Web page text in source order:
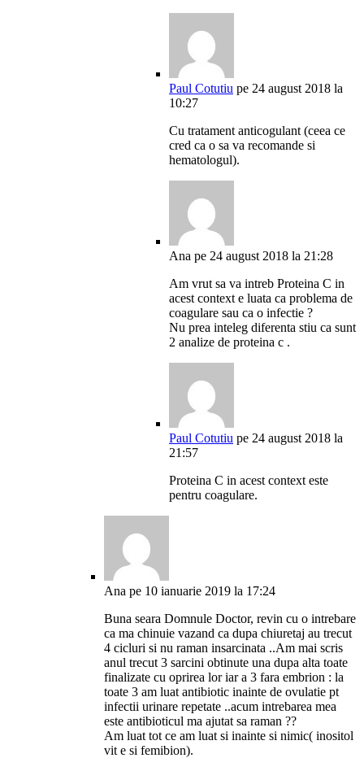
Paul Cotutiu pe 24 august 2018 la
10:27
Cu tratament anticogulant (ceea ce
cred ca o sa va recomande si
hematologul).
Ana pe 24 august 2018 la 21:28
Am vrut sa va intreb Proteina C in
acest context e luata ca problema de
coagulare sau ca o infectie ?
Nu prea inteleg diferenta stiu ca sunt
2 analize de proteina c .
Paul Cotutiu pe 24 august 2018 la
21:57
Proteina C in acest context este
pentru coagulare.
Ana pe 10 ianuarie 2019 la 17:24
Buna seara Domnule Doctor, revin cu o intrebare
ca ma chinuie vazand ca dupa chiuretaj au trecut
4 cicluri si nu raman insarcinata ..Am mai scris
anul trecut 3 sarcini obtinute una dupa alta toate
finalizate cu oprirea lor iar a 3 fara embrion : la
toate 3 am luat antibiotic inainte de ovulatie pt
infectii urinare repetate ..acum intrebarea mea
este antibioticul ma ajutat sa raman ??
Am luat tot ce am luat si inainte si nimic( inositol
vit e si femibion).